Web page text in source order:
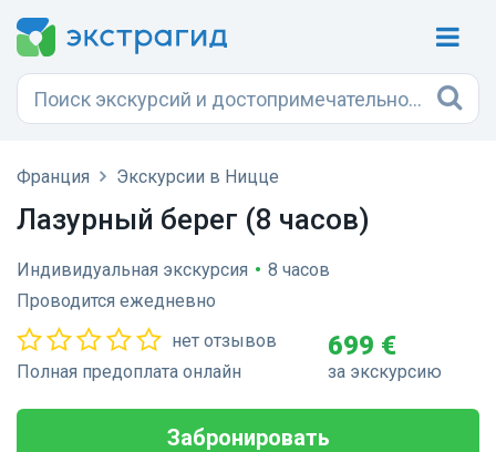
Франция Экскурсии в Ницце
Лазурный берег (8 часов)
Индивидуальная экскурсия • 8 часов
Проводится ежедневно
нет отзывов
Полная предоплата онлайн
699 €
за экскурсию
Забронировать